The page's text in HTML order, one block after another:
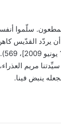
سلّموا
أن يردّد القدّيس
مريم
ينبض فينا.
بعمل
لأن
في